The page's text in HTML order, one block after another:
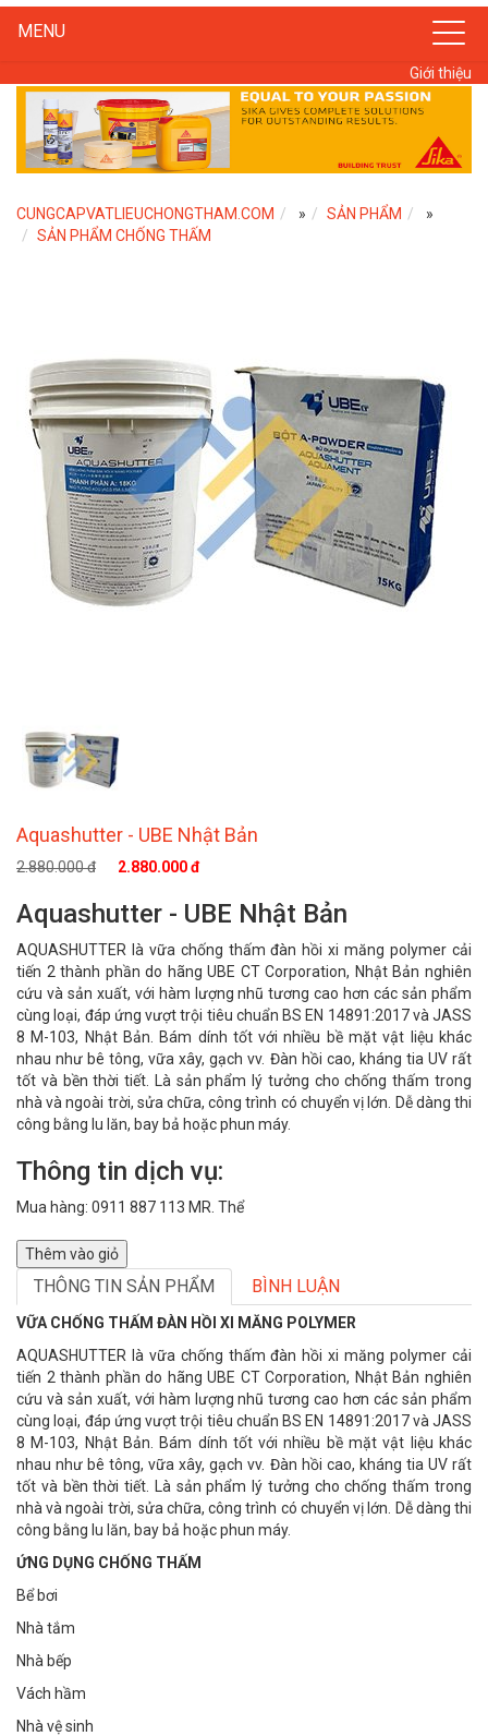
MENU
Giới thiệu
CUNGCAPVATLIEUCHONGTHAM.COM » SẢN PHẨM
»
SẢN PHẨM CHỐNG THẤM
Aquashutter - UBE Nhật Bản
2.880.000 đ 2.880.000 đ
Aquashutter - UBE Nhật Bản
AQUASHUTTER là vữa chống thấm đàn hồi xi măng polymer cải
tiến 2 thành phần do hãng UBE CT Corporation, Nhật Bản nghiên
cứu và sản xuất, với hàm lượng nhũ tương cao hơn các sản phẩm
cùng loại, đáp ứng vượt trội tiêu chuẩn BS EN 14891:2017 và JASS
8 M-103, Nhật Bản. Bám dính tốt với nhiều bề mặt vật liệu khác
nhau như bê tông, vữa xây, gạch vv. Đàn hồi cao, kháng tia UV rất
tốt và bền thời tiết. Là sản phẩm lý tưởng cho chống thấm trong
nhà và ngoài trời, sửa chữa, công trình có chuyển vị lớn. Dễ dàng thi
công bằng lu lăn, bay bả hoặc phun máy.
Thông tin dịch vụ:
Mua hàng: 0911 887 113 MR. Thể
Thêm vào giỏ
THÔNG TIN SẢN PHẨM BÌNH LUẬN
VỮA CHỐNG THẤM ĐÀN HỒI XI MĂNG POLYMER
AQUASHUTTER là vữa chống thấm đàn hồi xi măng polymer cải
tiến 2 thành phần do hãng UBE CT Corporation, Nhật Bản nghiên
cứu và sản xuất, với hàm lượng nhũ tương cao hơn các sản phẩm
cùng loại, đáp ứng vượt trội tiêu chuẩn BS EN 14891:2017 và JASS
8 M-103, Nhật Bản. Bám dính tốt với nhiều bề mặt vật liệu khác
nhau như bê tông, vữa xây, gạch vv. Đàn hồi cao, kháng tia UV rất
tốt và bền thời tiết. Là sản phẩm lý tưởng cho chống thấm trong
nhà và ngoài trời, sửa chữa, công trình có chuyển vị lớn. Dễ dàng thi
công bằng lu lăn, bay bả hoặc phun máy.
ỨNG DỤNG CHỐNG THẤM
Bể bơi
Nhà tắm
Nhà bếp
Vách hầm
Nhà vệ sinh